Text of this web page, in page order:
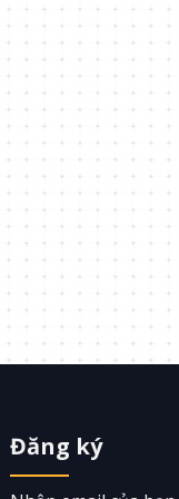
Đăng ký